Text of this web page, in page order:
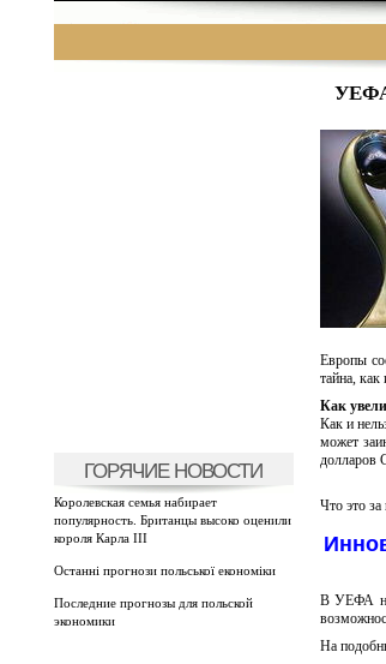
ГОРЯЧИЕ НОВОСТИ
Королевская семья набирает
популярность. Британцы высоко оценили
короля Карла III
Останні прогнози польської економіки
Последние прогнозы для польской
экономики
УЕФА
Европы
тайна,
Как
Как и
может
Что это
В УЕФА
На